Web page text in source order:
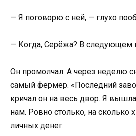
— Я поговорю с ней, — глухо
— Когда, Серёжа? В следующем
Он промолчал. А через неделю
самый фермер. «Последний
кричал он на весь двор. Я
нам. Ровно столько, на сколько
личных денег.